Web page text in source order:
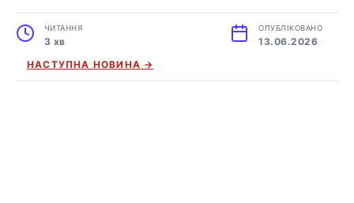
ЧИТАННЯ
3 хв
ОПУБЛІКОВАНО
13.06.2026
НАСТУПНА НОВИНА →